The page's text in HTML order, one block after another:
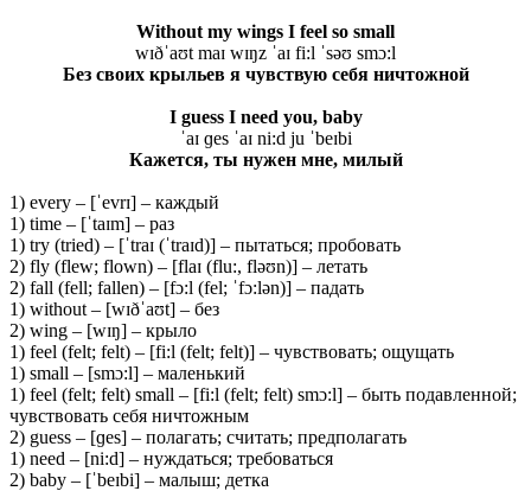
Without my wings I feel so small
wɪðˈaʊt maɪ wɪŋz ˈaɪ fi:l ˈsəʊ smɔ:l
Без своих крыльев я чувствую себя ничтожной
I guess I need you, baby
ˈaɪ ɡes ˈaɪ ni:d ju ˈbeɪbi
Кажется, ты нужен мне, милый
1) every – [ˈevrɪ] – каждый
1) time – [ˈtaɪm] – раз
1) try (tried) – [ˈtraɪ (ˈtraɪd)] – пытаться; пробовать
2) fly (flew; flown) – [flaɪ (flu:, fləʊn)] – летать
2) fall (fell; fallen) – [fɔ:l (fel; ˈfɔ:lən)] – падать
1) without – [wɪðˈaʊt] – без
2) wing – [wɪŋ] – крыло
1) feel (felt; felt) – [fi:l (felt; felt)] – чувствовать; ощущать
1) small – [smɔ:l] – маленький
1) feel (felt; felt) small – [fi:l (felt; felt) smɔ:l] – быть подавленной;
чувствовать себя ничтожным
2) guess – [ɡes] – полагать; считать; предполагать
1) need – [ni:d] – нуждаться; требоваться
2) baby – [ˈbeɪbi] – малыш; детка